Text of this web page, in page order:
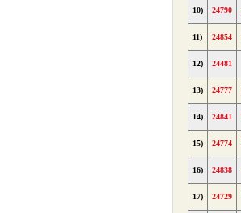
10) 24790
11) 24854
12) 24481
13) 24777
14) 24841
15) 24774
16) 24838
17) 24729